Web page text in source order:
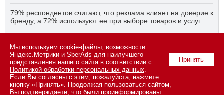
79% респондентов считают, что реклама влияет на доверие к
бренду, а 72% используют ее при выборе товаров и услуг
ПО нужно всё сразу? Часть I
© 2026 ООО «СК ПРЕСС».Политика конфиденциальности
персональных данных,информация об авторских правах и порядке
использования материалов сайта
Принять
Мы используем cookie-файлы, возможности
Яндекс.Метрики и SberAds для наилучшего
представления нашего сайта в соответствии с
Политикой обработки персональных данных.
Если Вы согласны с этим, пожалуйста, нажмите
кнопку «Принять». Продолжая пользоваться сайтом,
Вы подтверждаете, что были проинформированы